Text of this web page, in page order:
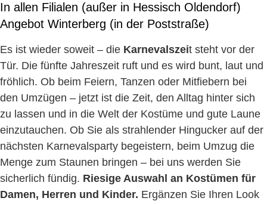
In allen Filialen (außer in Hessisch Oldendorf)
Angebot Winterberg (in der Poststraße)
Es ist wieder soweit – die Karnevalszeit steht vor der
Tür. Die fünfte Jahreszeit ruft und es wird bunt, laut und
fröhlich. Ob beim Feiern, Tanzen oder Mitfiebern bei
den Umzügen – jetzt ist die Zeit, den Alltag hinter sich
zu lassen und in die Welt der Kostüme und gute Laune
einzutauchen. Ob Sie als strahlender Hingucker auf der
nächsten Karnevalsparty begeistern, beim Umzug die
Menge zum Staunen bringen – bei uns werden Sie
sicherlich fündig. Riesige Auswahl an Kostümen für
Damen, Herren und Kinder. Ergänzen Sie Ihren Look